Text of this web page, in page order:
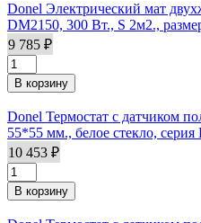
Donel Электрический мат
DM2150, 300 Вт., S 2м2.,
9 785 ₽
Donel Термостат с датчиком
55*55 мм., белое стекло,
10 453 ₽